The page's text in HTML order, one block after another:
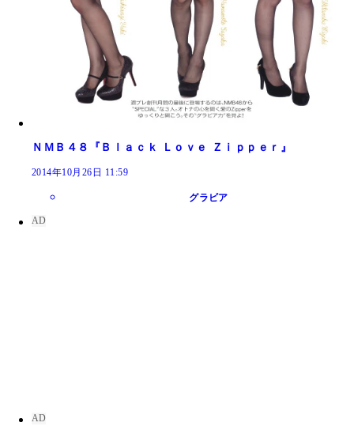
ＮＭＢ４８『Ｂｌａｃｋ Ｌｏｖｅ Ｚｉｐｐｅｒ』
2014年10月26日 11:59
グラビア